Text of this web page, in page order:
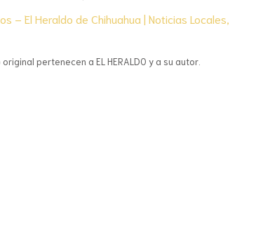
El Heraldo de Chihuahua | Noticias Locales,
pertenecen a EL HERALDO y a su autor.